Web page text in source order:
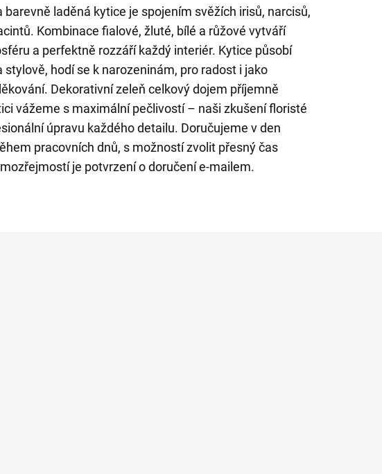
barevně laděná kytice je spojením svěžích irisů, narcisů,
Kombinace fialové, žluté, bílé a růžové vytváří
a perfektně rozzáří každý interiér. Kytice působí
hodí se k narozeninám, pro radost i jako
Dekorativní zeleň celkový dojem příjemně
vážeme s maximální pečlivostí – naši zkušení floristé
úpravu každého detailu. Doručujeme v den
pracovních dnů, s možností zvolit přesný čas
je potvrzení o doručení e-mailem.